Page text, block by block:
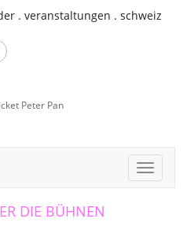
Peter Pan
Toggle
DIE BÜHNEN